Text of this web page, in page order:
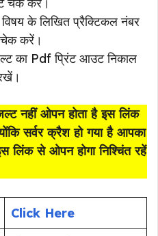
के लिखित प्रैक्टिकल नंबर
चेक करें।
का Pdf प्रिंट आउट निकाल
नहीं ओपन होता है इस लिंक
सर्वर क्रैश हो गया है आपका
लिंक से ओपन होगा निश्चिंत रहें
Click Here